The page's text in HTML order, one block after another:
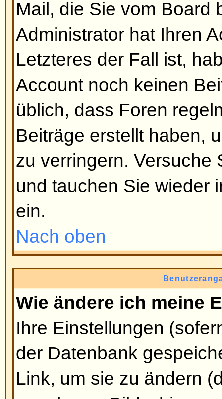
Meine Sprache ist nicht
Der wahrscheinlichste Grund
Administrator die Sprache nicht
das Board noch nicht in Ihre
Versuchen Sie, den Board-
überzeugen, Ihre Sprach-Datei
falls diese nicht existiert,
eine Übersetzung schreiben.
erhalten Sie auf der Website
Link befindet sich am Ende
Nach oben
Wie kann ich ein Bild unter
Benutzernamen anzeigen?
Es können sich zwei Bilder
befinden. Das erste gehört zu
oder Sterne, die anzeigen, wie
geschrieben haben oder
haben. Darunter befindet sich
Avatar genannt. Dies ist
und an den Benutzer gebunden.